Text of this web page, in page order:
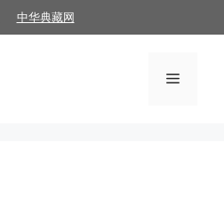
中华典藏网
菜